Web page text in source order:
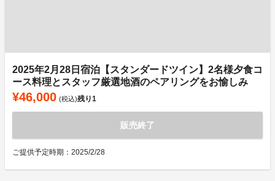
2025年2月28日宿泊【スタンダードツイン】2名様夕食コ
ース料理とスタッフ厳選地酒のペアリングをお愉しみ
¥46,000 (税込)残り1
販売終了
ご提供予定時期：2025/2/28